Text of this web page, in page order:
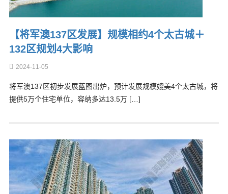
【将军澳137区发展】规模相约4个太古城＋
132区规划4大影响
2024-11-05
将军澳137区初步发展蓝图出炉，预计发展规模媲美4个太古城，将
提供5万个住宅单位，容纳多达13.5万 […]